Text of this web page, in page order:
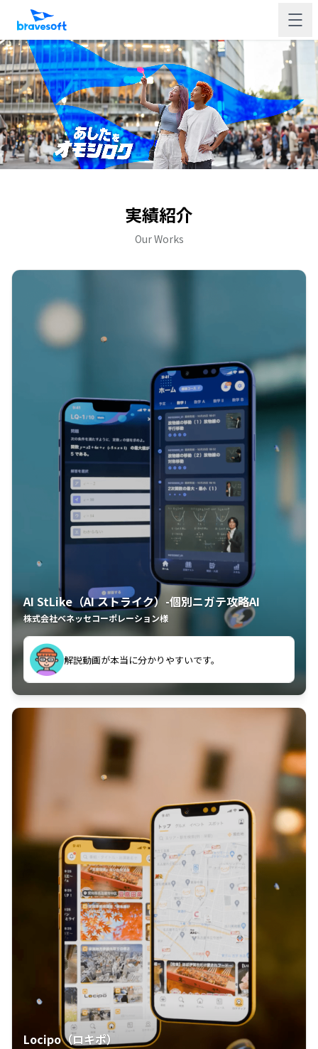
実績紹介
Our Works
AI StLike（AI ストライク）-個別ニガテ攻略AI
株式会社ベネッセコーポレーション様
古文漢文を主に使わせていただいているが、復習する
のに非常に役立っている。
解説動画が本当に分かりやすいです。
Locipo（ロキポ）